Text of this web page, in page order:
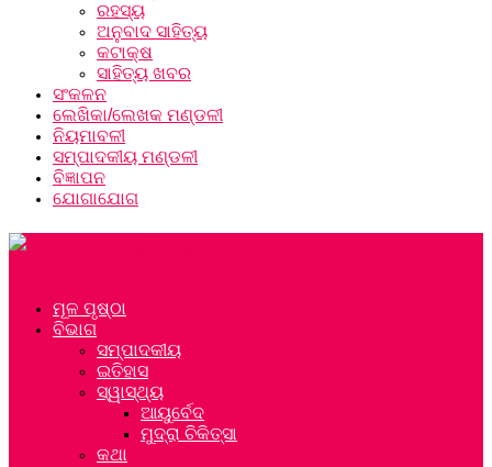
ରହସ୍ୟ
ଅନୁବାଦ ସାହିତ୍ୟ
କଟାକ୍ଷ
ସାହିତ୍ୟ ଖବର
ସଂକଳନ
ଲେଖିକା/ଲେଖକ ମଣ୍ଡଳୀ
ନିୟମାବଳୀ
ସମ୍ପାଦକୀୟ ମଣ୍ଡଳୀ
ବିଜ୍ଞାପନ
ଯୋଗାଯୋଗ
ମୂଳ ପୃଷ୍ଠା
ବିଭାଗ
ସମ୍ପାଦକୀୟ
ଇତିହାସ
ସ୍ୱାସ୍ଥ୍ୟ
ଆୟୁର୍ବେଦ
ମୁଦ୍ରା ଚିକିତ୍ସା
କଥା